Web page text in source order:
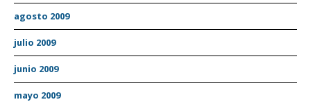
agosto 2009
julio 2009
junio 2009
mayo 2009